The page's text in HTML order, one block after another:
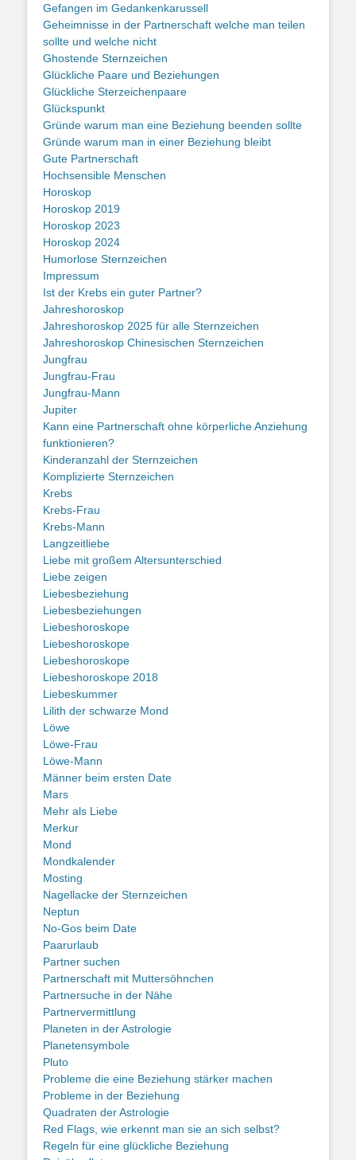
Gefangen im Gedankenkarussell
Geheimnisse in der Partnerschaft welche man teilen
sollte und welche nicht
Ghostende Sternzeichen
Glückliche Paare und Beziehungen
Glückliche Sterzeichenpaare
Glückspunkt
Gründe warum man eine Beziehung beenden sollte
Gründe warum man in einer Beziehung bleibt
Gute Partnerschaft
Hochsensible Menschen
Horoskop
Horoskop 2019
Horoskop 2023
Horoskop 2024
Humorlose Sternzeichen
Impressum
Ist der Krebs ein guter Partner?
Jahreshoroskop
Jahreshoroskop 2025 für alle Sternzeichen
Jahreshoroskop Chinesischen Sternzeichen
Jungfrau
Jungfrau-Frau
Jungfrau-Mann
Jupiter
Kann eine Partnerschaft ohne körperliche Anziehung
funktionieren?
Kinderanzahl der Sternzeichen
Komplizierte Sternzeichen
Krebs
Krebs-Frau
Krebs-Mann
Langzeitliebe
Liebe mit großem Altersunterschied
Liebe zeigen
Liebesbeziehung
Liebesbeziehungen
Liebeshoroskope
Liebeshoroskope
Liebeshoroskope
Liebeshoroskope 2018
Liebeskummer
Lilith der schwarze Mond
Löwe
Löwe-Frau
Löwe-Mann
Männer beim ersten Date
Mars
Mehr als Liebe
Merkur
Mond
Mondkalender
Mosting
Nagellacke der Sternzeichen
Neptun
No-Gos beim Date
Paarurlaub
Partner suchen
Partnerschaft mit Muttersöhnchen
Partnersuche in der Nähe
Partnervermittlung
Planeten in der Astrologie
Planetensymbole
Pluto
Probleme die eine Beziehung stärker machen
Probleme in der Beziehung
Quadraten der Astrologie
Red Flags, wie erkennt man sie an sich selbst?
Regeln für eine glückliche Beziehung